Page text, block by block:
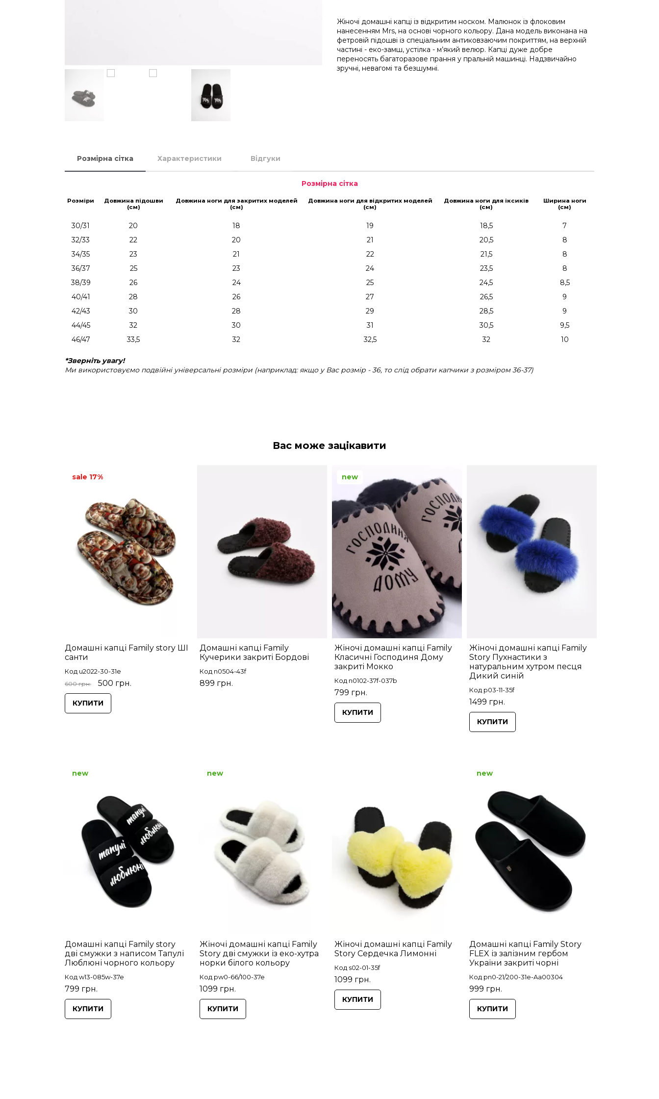
Жіночі домашні капці із відкритим носком. Малюнок із флоковим
нанесенням Mrs, на основі чорного кольору. Дана модель виконана на
фетровій підошві із спеціальним антиковзаючим покриттям, на верхній
частині - еко-замш, устілка - м’який велюр. Капці дуже добре
переносять багаторазове прання у пральній машинці. Надзвичайно
зручні, невагомі та безшумні.
Розмірна сітка Характеристики Відгуки
Розмірна сітка
Розміри
Довжина підошви
(см)
Довжина ноги для закритих моделей
(см)
Довжина ноги для відкритих моделей
(см)
Довжина ноги для іксиків
(см)
Ширина ноги
(см)
30/31 20 18 19 18,5
7
32/33
22 20 21 20,5
8
34/35
23 21 22 21,5
8
36/37
25 23 24 23,5
8
38/39
26 24 25 24,5
8,5
40/41
28 26 27 26,5
9
42/43
30 28 29 28,5
9
44/45
32 30 31 30,5
9,5
46/47
33,5 32 32,5 32 10
*Зверніть увагу!
Ми використовуємо подвійні універсальні розміри (наприклад: якщо у Вас розмір - 36, то слід обрати капчики з розміром 36-37)
Вас може зацікавити
Домашні капці Family story ШІ
санти
Код u2022-30-31e
600 грн. 500 грн.
sale 17%
КУПИТИ
Домашні капці Family
Кучерики закриті Бордові
Код n0504-43f
899 грн.
Жіночі домашні капці Family
Класичні Господиня Дому
закриті Мокко
Код n0102-37f-037b
799 грн.
new
КУПИТИ
Жіночі домашні капці Family
Story Пухнастики з
натуральним хутром песця
Дикий синій
Код p03-11-35f
1499 грн.
КУПИТИ
Домашні капці Family story
дві смужки з написом Тапулі
Люблюні чорного кольору
Код w13-085w-37e
799 грн.
new
КУПИТИ
Жіночі домашні капці Family
Story дві смужки із еко-хутра
норки білого кольору
Код pw0-66/100-37e
1099 грн.
new
КУПИТИ
Жіночі домашні капці Family
Story Сердечка Лимонні
Код s02-01-35f
1099 грн.
КУПИТИ
Домашні капці Family Story
FLEX із залізним гербом
України закриті чорні
Код pn0-21/200-31e-Aa00304
999 грн.
new
КУПИТИ